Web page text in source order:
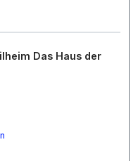
Das Haus der